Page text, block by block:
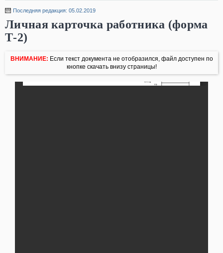
Последняя редакция: 05.02.2019
Личная карточка работника (форма
Т-2)
ВНИМАНИЕ: Если текст документа не отобразился, файл доступен по
кнопке скачать внизу страницы!